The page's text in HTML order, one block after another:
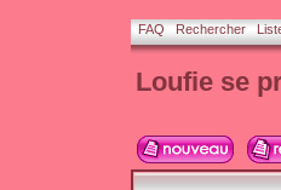
FAQ Rechercher
Loufie se